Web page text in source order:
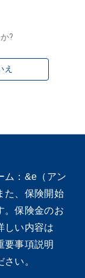
?
え
ム：&e（アン
た、保険開始
。保険金のお
しい内容は
要事項説明
い。